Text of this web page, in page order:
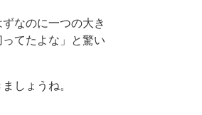
なのに一つの大き
てたよな」と驚い
しょうね。